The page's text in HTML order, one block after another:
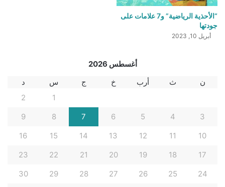
“الأحذية الرياضية” و7 علامات على
جودتها
أبريل 10, 2023
أغسطس 2026
ن
ث أرب خ ج س
د
1
2
3
4
5
6
7
8
9
10
11
12
13
14
15
16
17
18
19
20
21
22
23
24
25
26
27
28
29
30